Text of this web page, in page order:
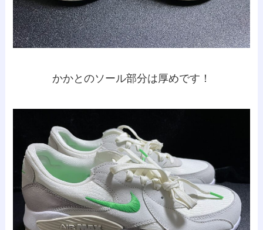
かかとのソール部分は厚めです！